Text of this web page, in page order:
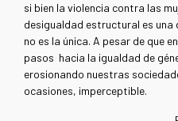
si bien la violencia contra las
desigualdad estructural es una
no es la única. A pesar de que
pasos hacia la igualdad de
erosionando nuestras
ocasiones, imperceptible.